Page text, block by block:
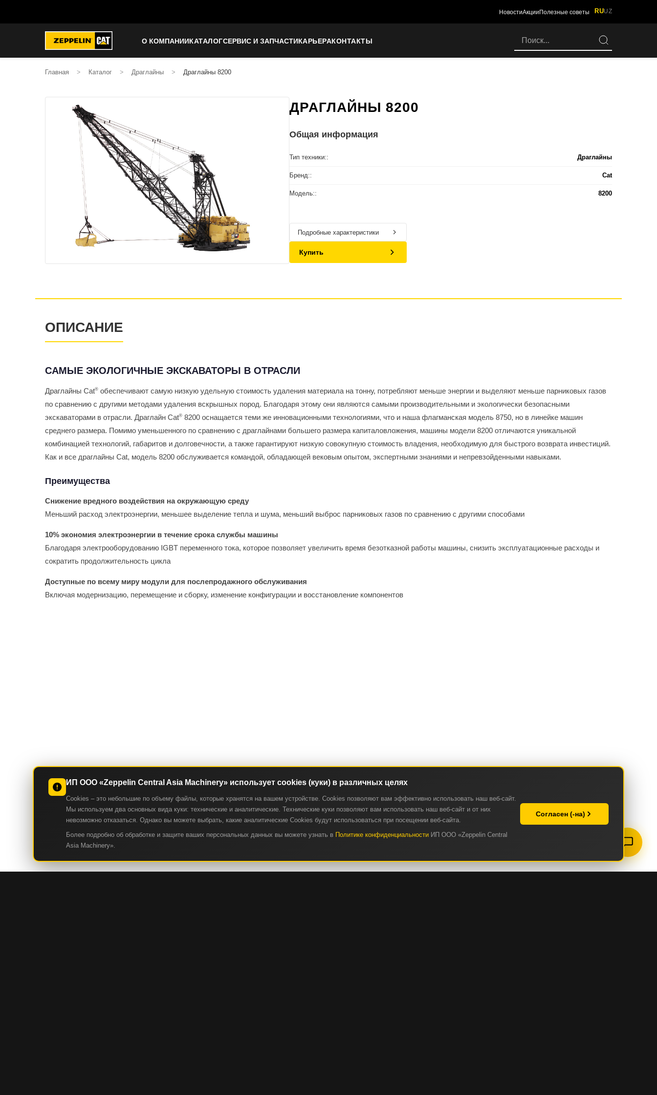
НовостиАкции Полезные советы RUUZ
О КОМПАНИИКАТАЛОГСЕРВИС И ЗАПЧАСТИКАРЬЕРАКОНТАКТЫ
Главная > Каталог > Драглайны > Драглайны 8200
ДРАГЛАЙНЫ 8200
Общая информация
Тип техники:: Драглайны
Бренд:: Cat
Модель:: 8200
Подробные характеристики
Купить
ОПИСАНИЕ
САМЫЕ ЭКОЛОГИЧНЫЕ ЭКСКАВАТОРЫ В ОТРАСЛИ
Драглайны Cat® обеспечивают самую низкую удельную стоимость удаления материала на тонну, потребляют меньше энергии и выделяют меньше парниковых газов
по сравнению с другими методами удаления вскрышных пород. Благодаря этому они являются самыми производительными и экологически безопасными
экскаваторами в отрасли. Драглайн Cat® 8200 оснащается теми же инновационными технологиями, что и наша флагманская модель 8750, но в линейке машин
среднего размера. Помимо уменьшенного по сравнению с драглайнами большего размера капиталовложения, машины модели 8200 отличаются уникальной
комбинацией технологий, габаритов и долговечности, а также гарантируют низкую совокупную стоимость владения, необходимую для быстрого возврата инвестиций.
Как и все драглайны Cat, модель 8200 обслуживается командой, обладающей вековым опытом, экспертными знаниями и непревзойденными навыками.
Преимущества
Снижение вредного воздействия на окружающую среду
Меньший расход электроэнергии, меньшее выделение тепла и шума, меньший выброс парниковых газов по сравнению с другими способами
10% экономия электроэнергии в течение срока службы машины
Благодаря электрооборудованию IGBT переменного тока, которое позволяет увеличить время безотказной работы машины, снизить эксплуатационные расходы и
сократить продолжительность цикла
Доступные по всему миру модули для послепродажного обслуживания
Включая модернизацию, перемещение и сборку, изменение конфигурации и восстановление компонентов
ИП ООО «Zeppelin Central Asia Machinery» использует cookies (куки) в различных целях
Cookies – это небольшие по объему файлы, которые хранятся на вашем устройстве. Cookies позволяют вам эффективно использовать наш веб-сайт.
Мы используем два основных вида куки: технические и аналитические. Технические куки позволяют вам использовать наш веб-сайт и от них
невозможно отказаться. Однако вы можете выбрать, какие аналитические Cookies будут использоваться при посещении веб-сайта.
Более подробно об обработке и защите ваших персональных данных вы можете узнать в Политике конфиденциальности ИП ООО «Zeppelin Central
Asia Machinery».
Согласен (-на)